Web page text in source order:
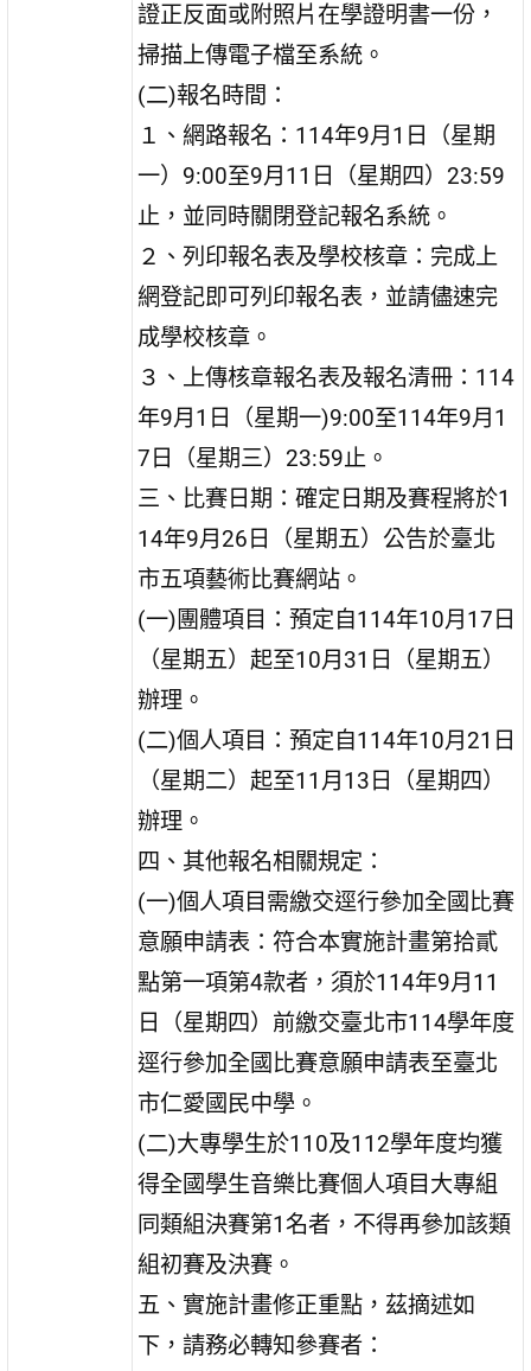
證正反面或附照片在學證明書一份，
掃描上傳電子檔至系統。
(二)報名時間：
１、網路報名：114年9月1日（星期
一）9:00至9月11日（星期四）23:59
止，並同時關閉登記報名系統。
２、列印報名表及學校核章：完成上
網登記即可列印報名表，並請儘速完
成學校核章。
３、上傳核章報名表及報名清冊：114
年9月1日（星期一)9:00至114年9月1
7日（星期三）23:59止。
三、比賽日期：確定日期及賽程將於1
14年9月26日（星期五）公告於臺北
市五項藝術比賽網站。
(一)團體項目：預定自114年10月17日
（星期五）起至10月31日（星期五）
辦理。
(二)個人項目：預定自114年10月21日
（星期二）起至11月13日（星期四）
辦理。
四、其他報名相關規定：
(一)個人項目需繳交逕行參加全國比賽
意願申請表：符合本實施計畫第拾貳
點第一項第4款者，須於114年9月11
日（星期四）前繳交臺北市114學年度
逕行參加全國比賽意願申請表至臺北
市仁愛國民中學。
(二)大專學生於110及112學年度均獲
得全國學生音樂比賽個人項目大專組
同類組決賽第1名者，不得再參加該類
組初賽及決賽。
五、實施計畫修正重點，茲摘述如
下，請務必轉知參賽者：